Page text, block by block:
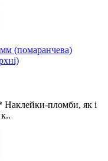
(помаранчева)
пломби, як і